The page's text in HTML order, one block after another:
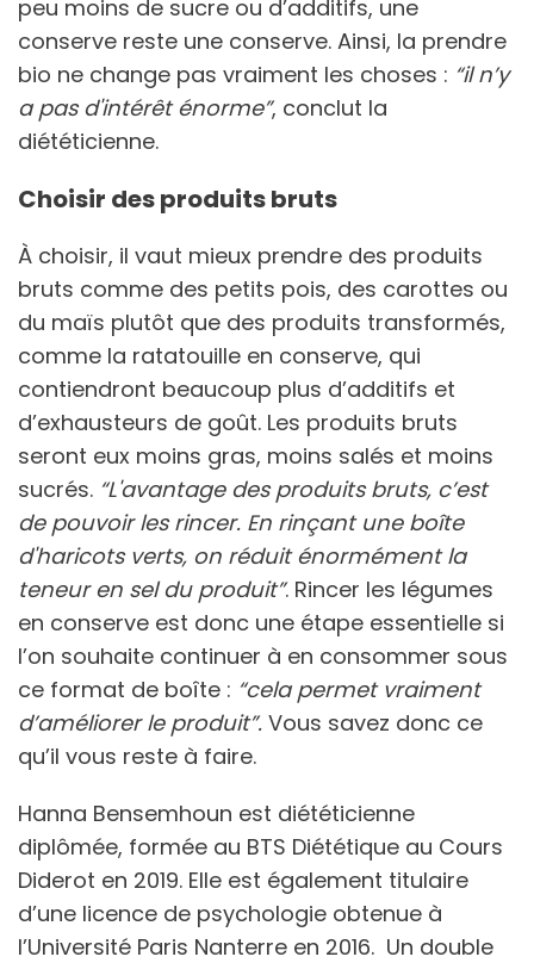
peu moins de sucre ou d’additifs, une
conserve reste une conserve. Ainsi, la prendre
bio ne change pas vraiment les choses : “il n’y
a pas d'intérêt énorme”, conclut la
diététicienne.
Choisir des produits bruts
À choisir, il vaut mieux prendre des produits
bruts comme des petits pois, des carottes ou
du maïs plutôt que des produits transformés,
comme la ratatouille en conserve, qui
contiendront beaucoup plus d’additifs et
d’exhausteurs de goût. Les produits bruts
seront eux moins gras, moins salés et moins
sucrés. “L'avantage des produits bruts, c’est
de pouvoir les rincer. En rinçant une boîte
d'haricots verts, on réduit énormément la
teneur en sel du produit”. Rincer les légumes
en conserve est donc une étape essentielle si
l’on souhaite continuer à en consommer sous
ce format de boîte : “cela permet vraiment
d’améliorer le produit”. Vous savez donc ce
qu’il vous reste à faire.
Hanna Bensemhoun est diététicienne
diplômée, formée au BTS Diététique au Cours
Diderot en 2019. Elle est également titulaire
d’une licence de psychologie obtenue à
l’Université Paris Nanterre en 2016. Un double